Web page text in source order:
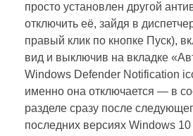
просто установлен другой
отключить её, зайдя в
правый клик по кнопке Пуск),
вид и выключив на вкладке
Windows Defender Notification
именно она отключается — в
разделе сразу после
последних версиях Windows